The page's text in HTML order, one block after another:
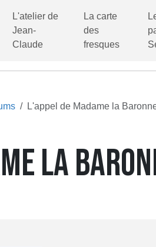
L'atelier de
Jean-
Claude
La carte
des
fresques
L'appel de Madame la
LA